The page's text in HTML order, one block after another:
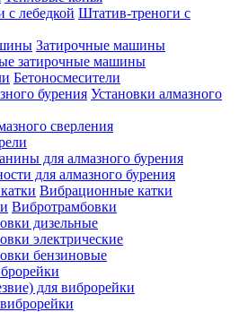
Штатив-треноги с
Затирочные машины
затирочные машины
Бетоносмесители
Установки алмазного
сверления
для алмазного бурения
для алмазного бурения
Вибрационные катки
Вибротрамбовки
дизельные
электрические
бензиновые
для виброрейки